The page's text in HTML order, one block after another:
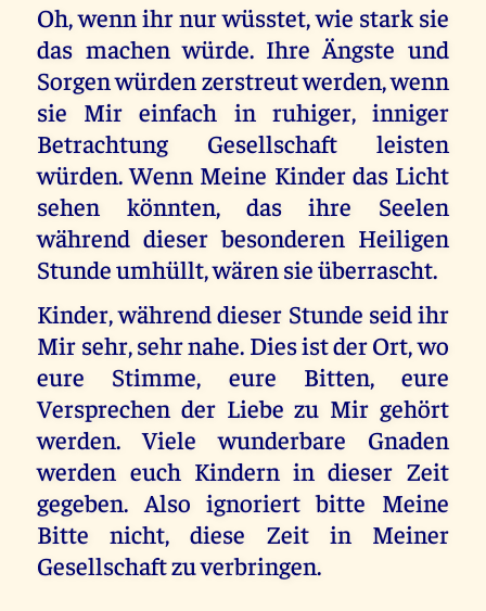
Oh, wenn ihr nur wüsstet, wie stark sie
das machen würde. Ihre Ängste und
Sorgen würden zerstreut werden, wenn
sie Mir einfach in ruhiger, inniger
Betrachtung Gesellschaft leisten
würden. Wenn Meine Kinder das Licht
sehen könnten, das ihre Seelen
während dieser besonderen Heiligen
Stunde umhüllt, wären sie überrascht.
Kinder, während dieser Stunde seid ihr
Mir sehr, sehr nahe. Dies ist der Ort, wo
eure Stimme, eure Bitten, eure
Versprechen der Liebe zu Mir gehört
werden. Viele wunderbare Gnaden
werden euch Kindern in dieser Zeit
gegeben. Also ignoriert bitte Meine
Bitte nicht, diese Zeit in Meiner
Gesellschaft zu verbringen.